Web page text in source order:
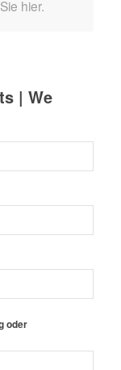
hier.
| We
oder